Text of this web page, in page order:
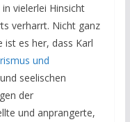
vielerlei Hinsicht
verharrt. Nicht ganz
ist es her, dass Karl
und
seelischen
der
und anprangerte,